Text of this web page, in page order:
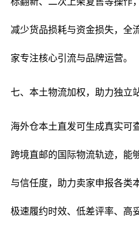
减少货品损耗与资金损失，全
家专注核心引流与品牌运营。
七、本土物流加权，助力独立
海外仓本土直发可生成真实可
跨境直邮的国际物流轨迹，能
与信任度，助力卖家申报各类
极速履约时效、低差评率、高